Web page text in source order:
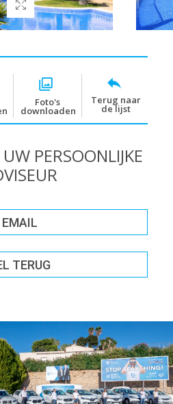
Foto's
downloaden
Terug naar
de lijst
PERSOONLIJKE
EMAIL
TERUG